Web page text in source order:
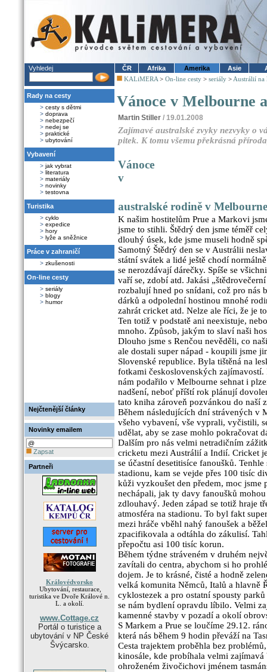
Vyhledej
Rady na cesty
> cesty s dětmi
> doprava
> nebezpečí
> nedej se
> praktické
> ubytování
Vybavení
> jak vybrat
> literatura
> materiály
> novinky
> testovna
Turistika
> cyklo
> expedice
> hory
> lyže a sněžnice
Práce v zahraničí
> zkušenosti
On-line cesty
> seriály
> blogy
> humor
Nejčtenější články
Novinky emailem
Zapsat
Partneři
Královédvorsko
Ubytování, restaurace,
turistika ve Dvoře Králové n.
L. a okolí.
www.Cottage.cz
Portál o turistice a
ubytování v NP České
Švýcarsko.
ČR Afrika Amerika Asie
KALiMERA > On-line cesty > seriály > Austrálií na
Vánoce v Melbourne
Martin Stiller / 19.01.2008
Zajímavé australské zvyky nezvyky o
pitek. K tomu všemu překrásná
Vánoce
v
australské rodině v Melbourne
K našim hostitelům Prue a Markovi
jsme to stihli. Štědrý den jsme téměř
dlouhý úsek, kde jsme museli hodně
Samotný Štědrý den se v Austrálii
státní svátek a lidé ještě chodí
se nerozdávají dárečky. Spíše se
vaří se, zdobí atd. Jakási
rozbalují hned po snídani, což pro nás
dárků a odpolední hostinou mnohé
zahrát cricket atd. Nelze ale říci, že je
Ten totiž v podstatě ani neexistuje,
mnoho. Způsob, jakým to slaví naši
Dlouho jsme s Renčou nevěděli, co
ale dostali super nápad - koupili jsme
Slovenské republice. Byla tištěná na
fotkami československých
nám podařilo v Melbourne sehnat i
nadšení, neboť příští rok plánují
tato kniha zároveň pozvánkou do naší
Během následujících dní strávených v
všeho vybavení, vše vyprali, vyčistili,
udělat, aby se zase mohlo pokračovat
Dalším pro nás velmi netradičním
cricketu mezi Austrálií a Indií. Cricket
se účastní desetitisíce fanoušků.
stadionu, kam se vejde přes 100 tisíc
kůži vyzkoušet den předem, moc jsme
nechápali, jak ty davy fanoušků
zdlouhavý. Jeden západ se totiž hraje
atmosféra na stadionu. To byl fakt
mezi hráče vběhl nahý fanoušek a
zpacifikovala a odtáhla do zákulisí.
přepočtu asi 100 tisíc korun.
Během týdne stráveném v druhém
zavítali do centra, abychom si ho
dojem. Je to krásné, čisté a hodně
velká komunita Němců, Italů a hlavně
cyklostezek a pro ostatní spousty
se nám bydlení opravdu líbilo. Velmi
kamenné stavby v pozadí a okolí
S Markem a Prue se loučíme 29.12.
která nás během 9 hodin převáží na
Cesta trajektem proběhla bez
kinosále, kde probíhala velmi zajímavá
ohroženém živočichovi jménem